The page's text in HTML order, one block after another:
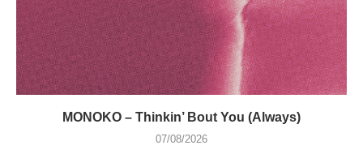
MONOKO – Thinkin’ Bout You (Always)
07/08/2026